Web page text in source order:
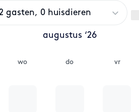
gasten, 0 huisdieren
augustus ‘26
wo do vr